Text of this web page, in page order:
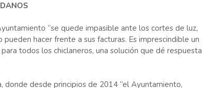
“se quede impasible ante los cortes de luz,
hacer frente a sus facturas. Es imprescindible un
todos los chiclaneros, una solución que dé respuesta
desde principios de 2014 “el Ayuntamiento,